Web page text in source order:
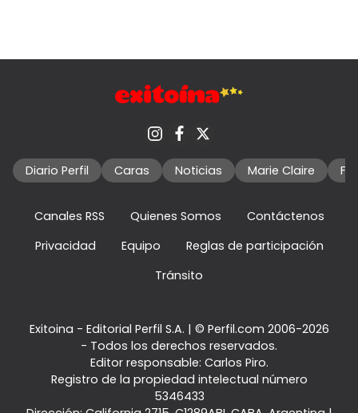
Diario Perfil Caras Noticias Marie Claire
Canales RSS Quienes Somos
Contáctenos
Privacidad
Equipo
Reglas de participación
Tránsito
Exitoina - Editorial Perfil S.A. | © Perfil.com 2006-2026
- Todos los derechos reservados.
Editor responsable: Carlos Piro.
Registro de la propiedad intelectual número
5346433